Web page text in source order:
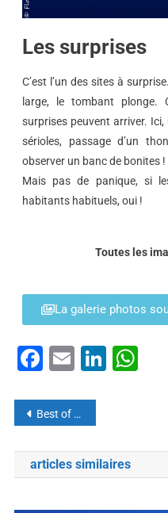
Les surprises
C’est l’un des sites à
large, le tombant plonge.
surprises peuvent arriver.
sérioles, passage d’un
observer un banc de bonites !
Mais pas de panique, si
habitants habituels, oui !
Toutes les
La galerie photos
Facebook
Email
Best of plongées 2020
articles similaires